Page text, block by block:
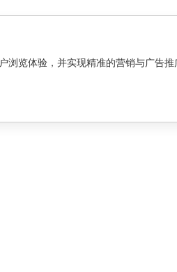
览体验，并实现精准的营销与广告